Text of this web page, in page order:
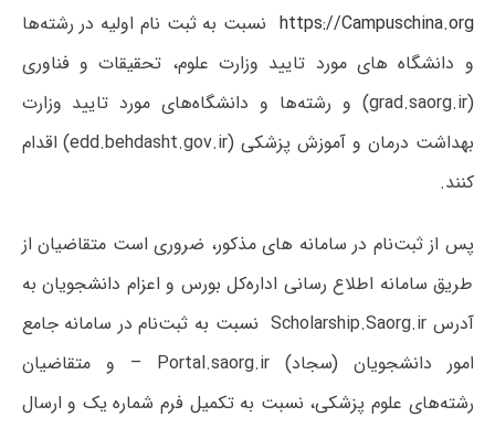
https://Campuschina.org نسبت به ثبت نام اولیه در رشته‌ها
و دانشگاه های مورد تایید وزارت علوم، تحقیقات و فناوری
(grad.saorg.ir) و رشته‌ها و دانشگاه‌های مورد تایید وزارت
بهداشت درمان و آموزش پزشکی (edd.behdasht.gov.ir) اقدام
کنند.
پس‌ از ثبت‌نام در سامانه های مذکور، ضروری‌ است متقاضیان از
طریق سامانه اطلاع ‌رسانی اداره‌کل‌ بورس و اعزام دانشجویان به
آدرس Scholarship.Saorg.ir نسبت به ثبت‌نام در سامانه جامع
امور دانشجویان (سجاد) Portal.saorg.ir – و متقاضیان
رشته‌های علوم پزشکی، نسبت به تکمیل فرم شماره‌ یک و ارسال